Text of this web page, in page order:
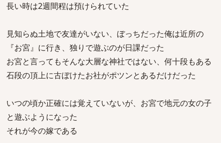
長い時は2週間程は預けられていた
見知らぬ土地で友達がいない、ぼっちだった俺は近所の
『お宮』に行き、独りで遊ぶのが日課だった
お宮と言ってもそんな大層な神社ではない、何十段もある
石段の頂上に古ぼけたお社がポツンとあるだけだった
いつの頃か正確には覚えていないが、お宮で地元の女の子
と遊ぶようになった
それが今の嫁である